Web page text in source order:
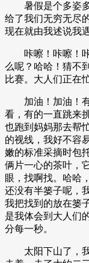
暑假是个多姿多
给了我们无穷无尽
现在就由我述说我
咔嚓！咔嚓！咔
么呢？哈哈！猜不
比赛。大人们正在
加油！加油！有
看，有的一直跳来
也跑到妈妈那去帮
的视线，我好不容
嫩的标准采摘时包
俩片一心的茶叶，
眼，找啊找。哈哈
还没有半篓子呢，
我把找到的放在篓
是我体会到大人们
分每一秒。
太阳下山了，我